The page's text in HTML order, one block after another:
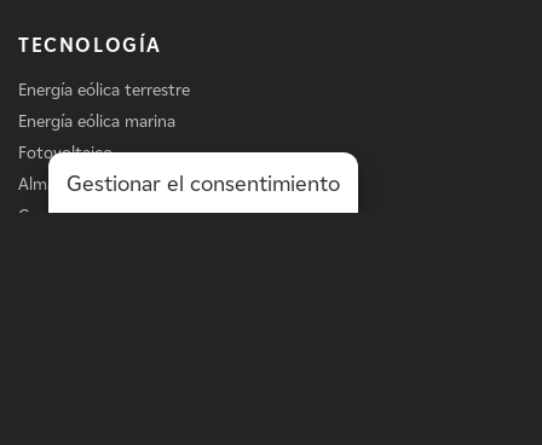
TECNOLOGÍA
Energía eólica terrestre
Energía eólica marina
Fotovoltaico
Almacenamiento
Carga de vehículos eléctricos
Gestionar el consentimiento